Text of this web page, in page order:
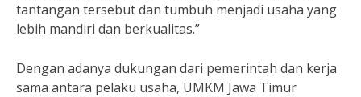
tantangan tersebut dan tumbuh menjadi usaha yang
lebih mandiri dan berkualitas.”
Dengan adanya dukungan dari pemerintah dan kerja
sama antara pelaku usaha, UMKM Jawa Timur